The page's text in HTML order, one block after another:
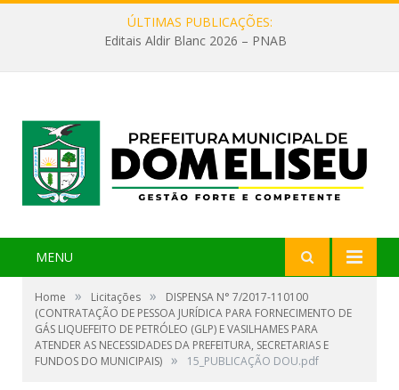
ÚLTIMAS PUBLICAÇÕES:
Editais Aldir Blanc 2026 – PNAB
MENU
Home » Licitações »
DISPENSA N° 7/2017-110100
(CONTRATAÇÃO DE PESSOA JURÍDICA PARA FORNECIMENTO DE
GÁS LIQUEFEITO DE PETRÓLEO (GLP) E VASILHAMES PARA
ATENDER AS NECESSIDADES DA PREFEITURA, SECRETARIAS E
FUNDOS DO MUNICIPAIS) » 15_PUBLICAÇÃO DOU.pdf